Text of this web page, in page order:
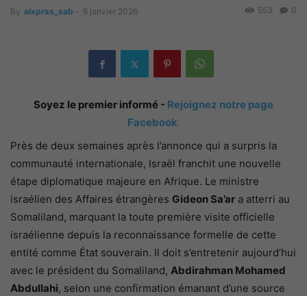
By alxprss_sab - 6 janvier 2026 0
553
Soyez le premier informé - Rejoignez notre page
Facebook.
Près de deux semaines après l’annonce qui a surpris la
communauté internationale, Israël franchit une nouvelle
étape diplomatique majeure en Afrique. Le ministre
israélien des Affaires étrangères Gideon Sa’ar a atterri au
Somaliland, marquant la toute première visite officielle
israélienne depuis la reconnaissance formelle de cette
entité comme État souverain. Il doit s’entretenir aujourd’hui
avec le président du Somaliland, Abdirahman Mohamed
Abdullahi, selon une confirmation émanant d’une source